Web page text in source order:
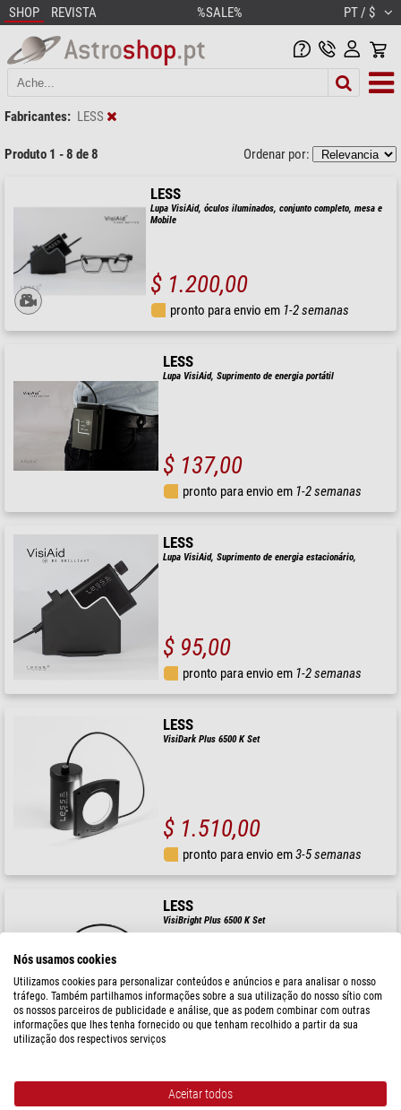
SHOP REVISTA %SALE% PT / $
Fabricantes: LESS
Produto 1 - 8 de 8 Ordenar por:
LESS
Lupa VisiAid, óculos iluminados, conjunto completo, mesa e
Mobile
$ 1.200,00
pronto para envio em 1-2 semanas
LESS
Lupa VisiAid, Suprimento de energia portátil
$ 137,00
pronto para envio em 1-2 semanas
LESS
Lupa VisiAid, Suprimento de energia estacionário,
$ 95,00
pronto para envio em 1-2 semanas
LESS
VisiDark Plus 6500 K Set
$ 1.510,00
pronto para envio em3-5 semanas
LESS
VisiBright Plus 6500 K Set
$ 1.500,00
pronto para envio em 3-5 semanas
LESS
VisiDark One 5400 K Set
Nós usamos cookies
Utilizamos cookies para personalizar conteúdos e anúncios e para analisar o nosso
tráfego. Também partilhamos informações sobre a sua utilização do nosso sítio com
os nossos parceiros de publicidade e análise, que as podem combinar com outras
informações que lhes tenha fornecido ou que tenham recolhido a partir da sua
utilização dos respectivos serviços
Aceitar todos